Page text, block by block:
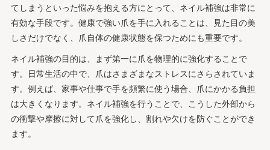
てしまうといった悩みを抱える方にとって、ネイル補強は非常に
有効な手段です。健康で強い爪を手に入れることは、見た目の美
しさだけでなく、爪自体の健康状態を保つためにも重要です。
ネイル補強の目的は、まず第一に爪を物理的に強化することで
す。日常生活の中で、爪はさまざまなストレスにさらされていま
す。例えば、家事や仕事で手を頻繁に使う場合、爪にかかる負担
は大きくなります。ネイル補強を行うことで、こうした外部から
の衝撃や摩擦に対して爪を強化し、割れや欠けを防ぐことができ
ます。